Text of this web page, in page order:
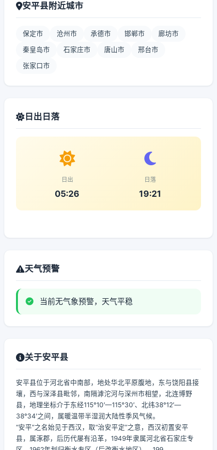
安平县附近城市
保定市 沧州市 承德市 邯郸市 廊坊市
秦皇岛市 石家庄市 唐山市 邢台市
张家口市
日出日落
日出
05:26
日落
19:21
天气预警
当前无气象预警，天气平稳
关于安平县
安平县位于河北省中南部，地处华北平原腹地，东与饶阳县接
壤，西与深泽县毗邻，南隔滹沱河与深州市相望，北连博野
县，地理坐标介于东经115°10′—115°30′、北纬38°12′—
38°34′之间，属暖温带半湿润大陆性季风气候。
“安平”之名始见于西汉，取“治安平定”之意，西汉初置安平
县，属涿郡，后历代屡有沿革，1949年隶属河北省石家庄专